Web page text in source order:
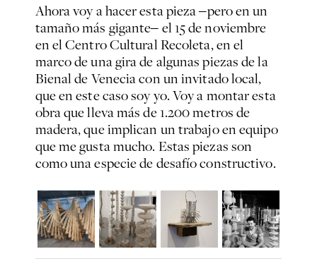
Ahora voy a hacer esta pieza ‒pero en un
tamaño más gigante‒ el 15 de noviembre
en el Centro Cultural Recoleta, en el
marco de una gira de algunas piezas de la
Bienal de Venecia con un invitado local,
que en este caso soy yo. Voy a montar esta
obra que lleva más de 1.200 metros de
madera, que implican un trabajo en equipo
que me gusta mucho. Estas piezas son
como una especie de desafío constructivo.